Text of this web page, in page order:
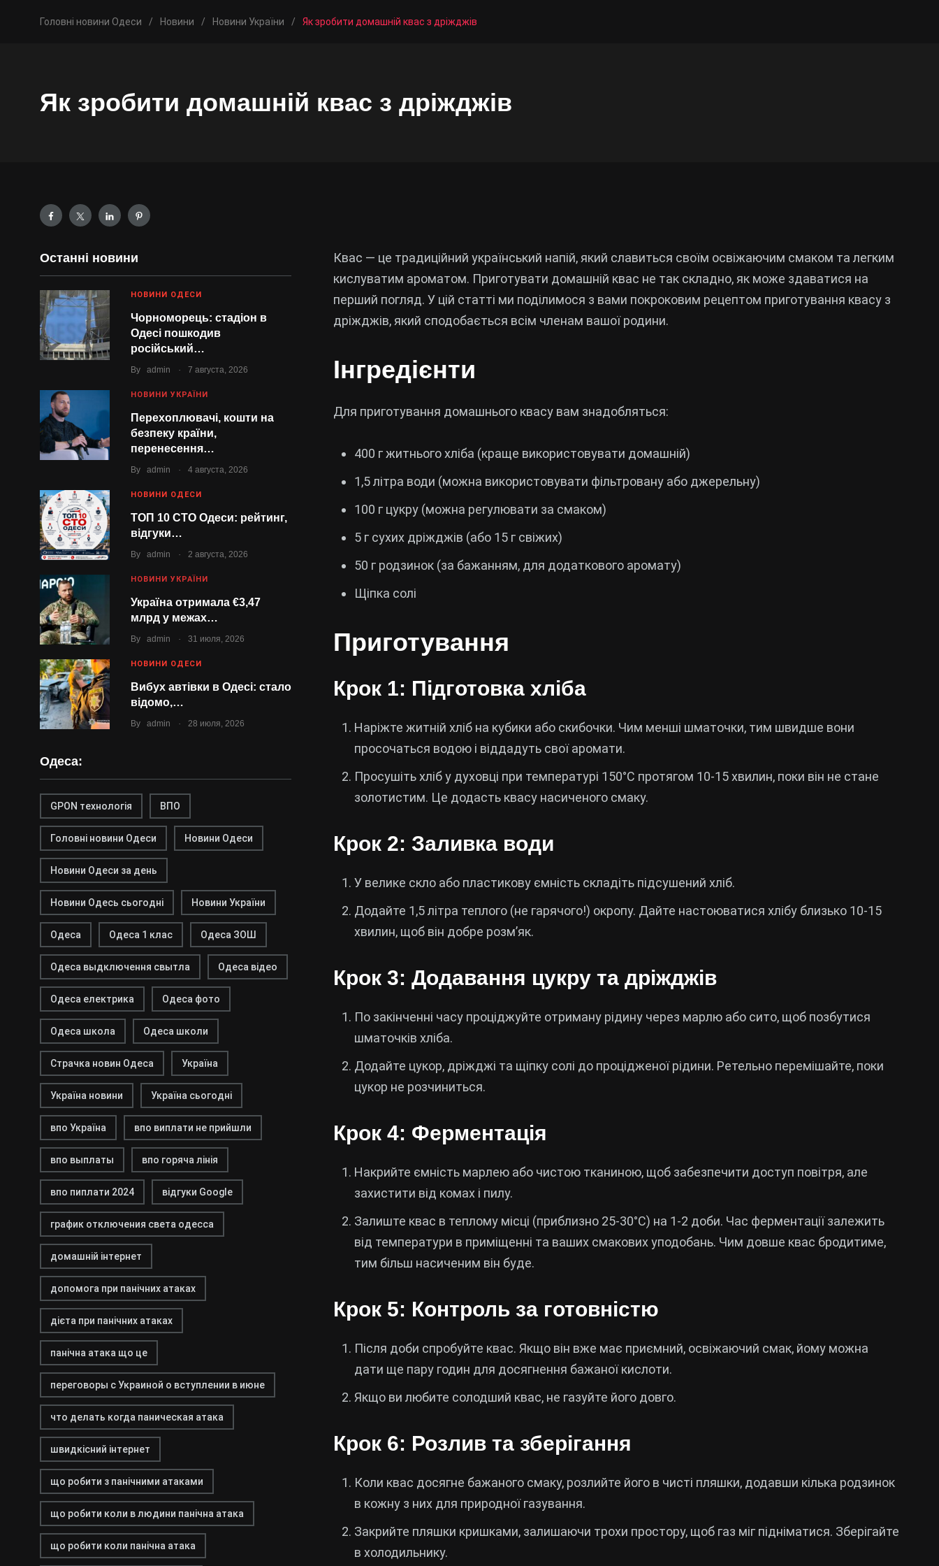
Головні новини Одеси / Новини / Новини України / Як зробити домашній квас з дріжджів
Як зробити домашній квас з дріжджів
Останні новини
НОВИНИ ОДЕСИ
Чорноморець: стадіон в
Одесі пошкодив
російський…
By admin . 7 августа, 2026
НОВИНИ УКРАЇНИ
Перехоплювачі, кошти на
безпеку країни,
перенесення…
By admin . 4 августа, 2026
НОВИНИ ОДЕСИ
ТОП 10 СТО Одеси: рейтинг,
відгуки…
By admin . 2 августа, 2026
НОВИНИ УКРАЇНИ
Україна отримала €3,47
млрд у межах…
By admin . 31 июля, 2026
НОВИНИ ОДЕСИ
Вибух автівки в Одесі: стало
відомо,…
By admin . 28 июля, 2026
Одеса:
GPON технологія ВПО
Головні новини Одеси Новини Одеси
Новини Одеси за день
Новини Одесь сьогодні Новини України
Одеса Одеса 1 клас Одеса ЗОШ
Одеса выдключення свытла Одеса відео
Одеса електрика Одеса фото
Одеса школа Одеса школи
Страчка новин Одеса Україна
Україна новини Україна сьогодні
впо Україна впо виплати не прийшли
впо выплаты впо горяча лінія
впо пиплати 2024 відгуки Google
график отключения света одесса
домашній інтернет
допомога при панічних атаках
дієта при панічних атаках
панічна атака що це
переговоры с Украиной о вступлении в июне
что делать когда паническая атака
швидкісний інтернет
що робити з панічними атаками
що робити коли в людини панічна атака
що робити коли панічна атака
Квас — це традиційний український напій, який славиться своїм освіжаючим смаком та легким
кислуватим ароматом. Приготувати домашній квас не так складно, як може здаватися на
перший погляд. У цій статті ми поділимося з вами покроковим рецептом приготування квасу з
дріжджів, який сподобається всім членам вашої родини.
Інгредієнти
Для приготування домашнього квасу вам знадобляться:
400 г житнього хліба (краще використовувати домашній)
1,5 літра води (можна використовувати фільтровану або джерельну)
100 г цукру (можна регулювати за смаком)
5 г сухих дріжджів (або 15 г свіжих)
50 г родзинок (за бажанням, для додаткового аромату)
Щіпка солі
Приготування
Крок 1: Підготовка хліба
Наріжте житній хліб на кубики або скибочки. Чим менші шматочки, тим швидше вони
просочаться водою і віддадуть свої аромати.
Просушіть хліб у духовці при температурі 150°C протягом 10-15 хвилин, поки він не стане
золотистим. Це додасть квасу насиченого смаку.
Крок 2: Заливка води
У велике скло або пластикову ємність складіть підсушений хліб.
Додайте 1,5 літра теплого (не гарячого!) окропу. Дайте настоюватися хлібу близько 10-15
хвилин, щоб він добре розм’як.
Крок 3: Додавання цукру та дріжджів
По закінченні часу проціджуйте отриману рідину через марлю або сито, щоб позбутися
шматочків хліба.
Додайте цукор, дріжджі та щіпку солі до процідженої рідини. Ретельно перемішайте, поки
цукор не розчиниться.
Крок 4: Ферментація
Накрийте ємність марлею або чистою тканиною, щоб забезпечити доступ повітря, але
захистити від комах і пилу.
Залиште квас в теплому місці (приблизно 25-30°C) на 1-2 доби. Час ферментації залежить
від температури в приміщенні та ваших смакових уподобань. Чим довше квас бродитиме,
тим більш насиченим він буде.
Крок 5: Контроль за готовністю
Після доби спробуйте квас. Якщо він вже має приємний, освіжаючий смак, йому можна
дати ще пару годин для досягнення бажаної кислоти.
Якщо ви любите солодший квас, не газуйте його довго.
Крок 6: Розлив та зберігання
Коли квас досягне бажаного смаку, розлийте його в чисті пляшки, додавши кілька родзинок
в кожну з них для природної газування.
Закрийте пляшки кришками, залишаючи трохи простору, щоб газ міг підніматися. Зберігайте
в холодильнику.